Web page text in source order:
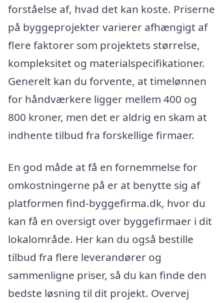
forståelse af, hvad det kan koste. Priserne
på byggeprojekter varierer afhængigt af
flere faktorer som projektets størrelse,
kompleksitet og materialspecifikationer.
Generelt kan du forvente, at timelønnen
for håndværkere ligger mellem 400 og
800 kroner, men det er aldrig en skam at
indhente tilbud fra forskellige firmaer.
En god måde at få en fornemmelse for
omkostningerne på er at benytte sig af
platformen find-byggefirma.dk, hvor du
kan få en oversigt over byggefirmaer i dit
lokalområde. Her kan du også bestille
tilbud fra flere leverandører og
sammenligne priser, så du kan finde den
bedste løsning til dit projekt. Overvej